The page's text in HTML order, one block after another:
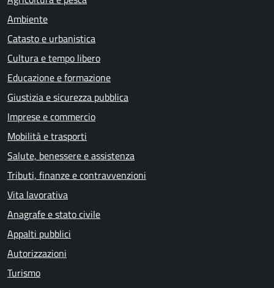
Ambiente
Catasto e urbanistica
Cultura e tempo libero
Educazione e formazione
Giustizia e sicurezza pubblica
Imprese e commercio
Mobilità e trasporti
Salute, benessere e assistenza
Tributi, finanze e contravvenzioni
Vita lavorativa
Anagrafe e stato civile
Appalti pubblici
Autorizzazioni
Turismo